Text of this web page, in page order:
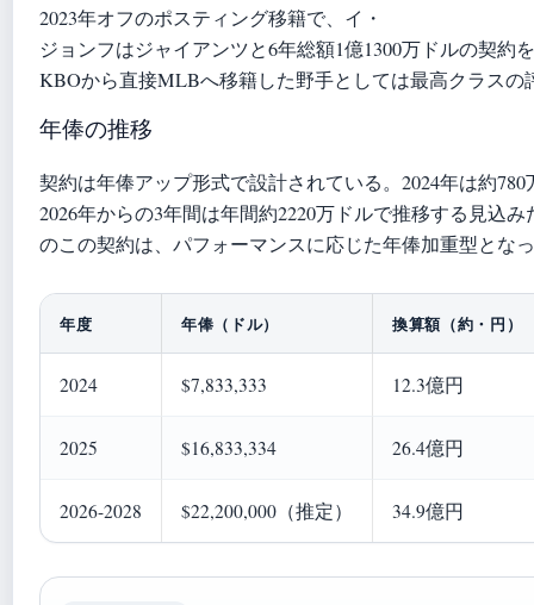
2023年オフのポスティング移籍で、イ・
ジョンフはジャイアンツと6年総額1億1300万ドルの契約
KBOから直接MLBへ移籍した野手としては最高クラスの
年俸の推移
契約は年俸アップ形式で設計されている。2024年は約
2026年からの3年間は年間約2220万ドルで推移する見込
のこの契約は、パフォーマンスに応じた年俸加重型とな
年度 年俸（ドル） 換算額（約・円）
2024 $7,833,333 12.3億円
2025 $16,833,334 26.4億円
2026-2028 $22,200,000（推定） 34.9億円